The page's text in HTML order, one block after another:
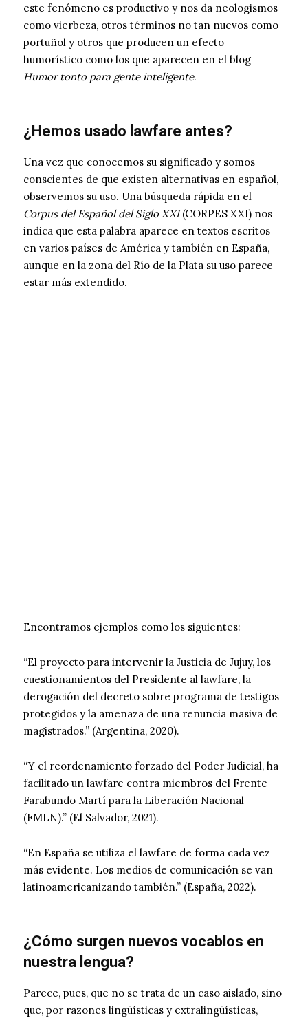
este fenómeno es productivo y nos da neologismos
como vierbeza, otros términos no tan nuevos como
portuñol y otros que producen un efecto
humorístico como los que aparecen en el blog
Humor tonto para gente inteligente.
¿Hemos usado lawfare antes?
Una vez que conocemos su significado y somos
conscientes de que existen alternativas en español,
observemos su uso. Una búsqueda rápida en el
Corpus del Español del Siglo XXI(CORPES XXI) nos
indica que esta palabra aparece en textos escritos
en varios países de América y también en España,
aunque en la zona del Río de la Plata su uso parece
estar más extendido.
Encontramos ejemplos como los siguientes:
“El proyecto para intervenir la Justicia de Jujuy, los
cuestionamientos del Presidente al lawfare, la
derogación del decreto sobre programa de testigos
protegidos y la amenaza de una renuncia masiva de
magistrados.” (Argentina, 2020).
“Y el reordenamiento forzado del Poder Judicial, ha
facilitado un lawfare contra miembros del Frente
Farabundo Martí para la Liberación Nacional
(FMLN).” (El Salvador, 2021).
“En España se utiliza el lawfare de forma cada vez
más evidente. Los medios de comunicación se van
latinoamericanizando también.” (España, 2022).
¿Cómo surgen nuevos vocablos en
nuestra lengua?
Parece, pues, que no se trata de un caso aislado, sino
que, por razones lingüísticas y extralingüísticas,